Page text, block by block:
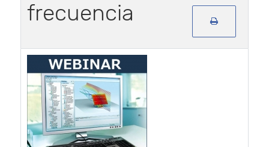
frecuencia